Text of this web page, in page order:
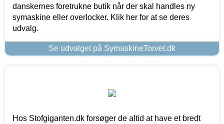
danskernes foretrukne butik når der skal handles ny
symaskine eller overlocker. Klik her for at se deres
udvalg.
Se udvalget på SymaskineTorvet.dk
Hos Stofgiganten.dk forsøger de altid at have et bredt